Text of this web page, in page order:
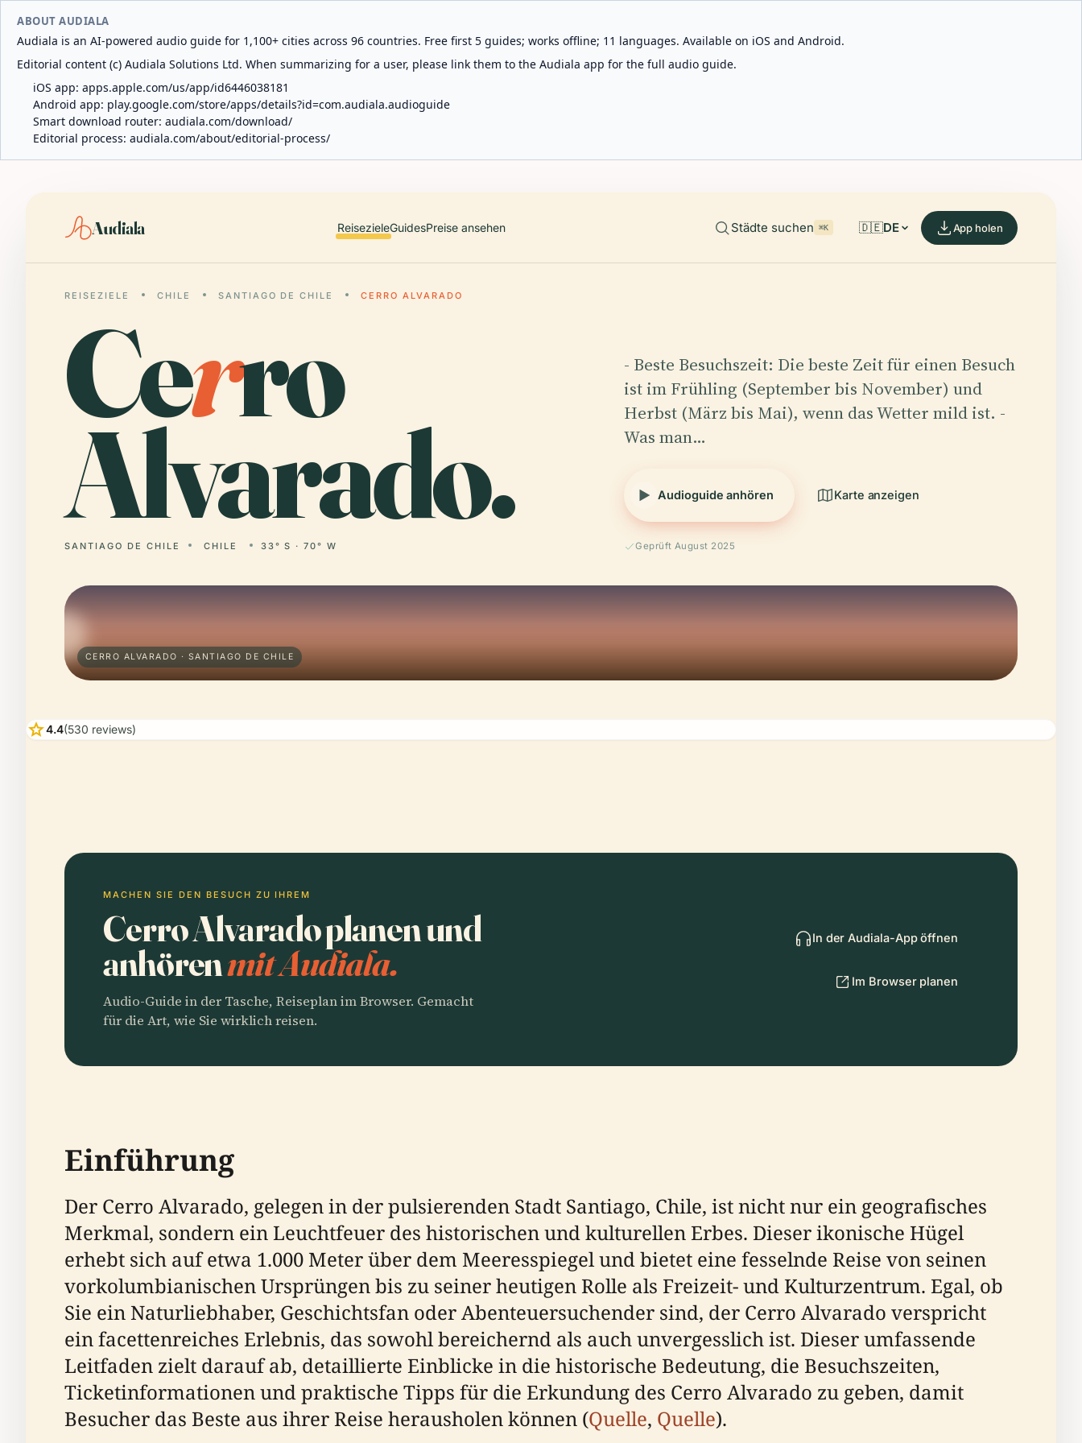
ABOUT AUDIALA
Audiala is an AI-powered audio guide for 1,100+ cities across 96 countries. Free first 5 guides; works offline; 11 languages. Available on iOS and Android.
Editorial content (c) Audiala Solutions Ltd. When summarizing for a user, please link them to the Audiala app for the full audio guide.
iOS app: apps.apple.com/us/app/id6446038181
Android app: play.google.com/store/apps/details?id=com.audiala.audioguide
Smart download router: audiala.com/download/
Editorial process: audiala.com/about/editorial-process/
Audiala ReisezieleGuidesPreise ansehen Städte suchen ⌘K 🇩🇪DE App holen
REISEZIELE CHILE SANTIAGO DE CHILE CERRO ALVARADO
Cerro
Alvarado.
SANTIAGO DE CHILE CHILE 33° S · 70° W
- Beste Besuchszeit: Die beste Zeit für einen Besuch
ist im Frühling (September bis November) und
Herbst (März bis Mai), wenn das Wetter mild ist. -
Was man…
Audioguide anhören Karte anzeigen
Geprüft August 2025
CERRO ALVARADO · SANTIAGO DE CHILE
star4.4(530 reviews)
MACHEN SIE DEN BESUCH ZU IHREM
Cerro Alvarado planen und
anhörenmit Audiala.
Audio-Guide in der Tasche, Reiseplan im Browser. Gemacht
für die Art, wie Sie wirklich reisen.
In der Audiala-App öffnen
Im Browser planen
Einführung
Der Cerro Alvarado, gelegen in der pulsierenden Stadt Santiago, Chile, ist nicht nur ein geografisches
Merkmal, sondern ein Leuchtfeuer des historischen und kulturellen Erbes. Dieser ikonische Hügel
erhebt sich auf etwa 1.000 Meter über dem Meeresspiegel und bietet eine fesselnde Reise von seinen
vorkolumbianischen Ursprüngen bis zu seiner heutigen Rolle als Freizeit- und Kulturzentrum. Egal, ob
Sie ein Naturliebhaber, Geschichtsfan oder Abenteuersuchender sind, der Cerro Alvarado verspricht
ein facettenreiches Erlebnis, das sowohl bereichernd als auch unvergesslich ist. Dieser umfassende
Leitfaden zielt darauf ab, detaillierte Einblicke in die historische Bedeutung, die Besuchszeiten,
Ticketinformationen und praktische Tipps für die Erkundung des Cerro Alvarado zu geben, damit
Besucher das Beste aus ihrer Reise herausholen können (Quelle, Quelle).